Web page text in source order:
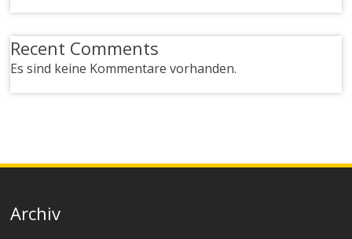
Recent Comments
Es sind keine Kommentare vorhanden.
Archiv